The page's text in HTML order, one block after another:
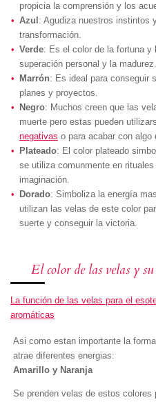
propicia la comprensión y los
Azul : Agudiza nuestros instintos
transformación.
Verde: Es el color de la fortuna y
superación personal y la madurez.
Marrón: Es ideal para conseguir
planes y proyectos.
Negro: Muchos creen que las
muerte pero estas pueden
negativas o para acabar con algo
Plateado: El color plateado
se utiliza comunmente en
imaginación.
Dorado: Simboliza la energía
utilizan las velas de este color
suerte y conseguir la victoria.
El color de las velas y su
La función de las velas para el
aromáticas
Asi como estan importante la
atrae diferentes energias:
Amarillo y Naranja
Se prenden velas de estos